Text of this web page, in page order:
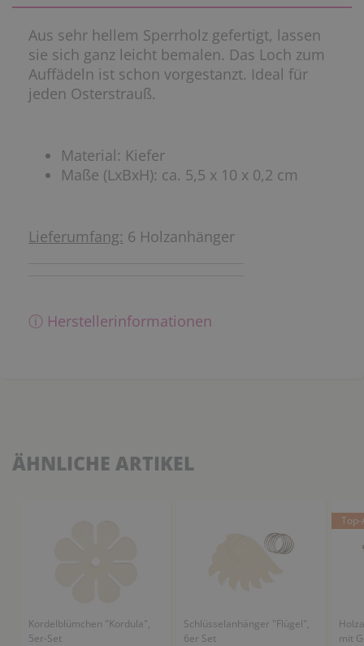
Aus sehr hellem Sperrholz gefertigt, lassen
sie sich ganz leicht bemalen. Das Loch zum
Auffädeln ist schon vorgestanzt. Ideal für
jeden Osterstrauß.
Material: Kiefer
Maße (LxBxH): ca. 5,5 x 10 x 0,2 cm
Lieferumfang: 6 Holzanhänger
ⓘ Herstellerinformationen
ÄHNLICHE ARTIKEL
Kordelblümchen "Kordula",
5er-Set
Schlüsselanhänger "Flügel",
6er Set
mit